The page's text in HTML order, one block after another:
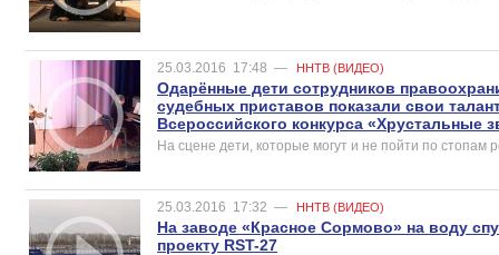
25.03.2016 17:48 — ННТВ (ВИДЕО)
Одарённые дети сотрудников
судебных приставов показали свои
Всероссийского конкурса «Хрустальные
На сцене дети, которые могут и не пойти по стопам
25.03.2016 17:32 — ННТВ (ВИДЕО)
На заводе «Красное Сормово» на воду
проекту RST-27